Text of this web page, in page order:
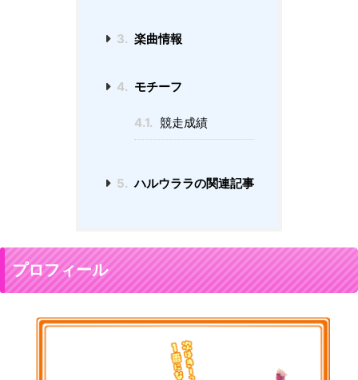
3. 楽曲情報
4. モチーフ
4.1. 競走成績
5. ハルウララの関連記事
プロフィール